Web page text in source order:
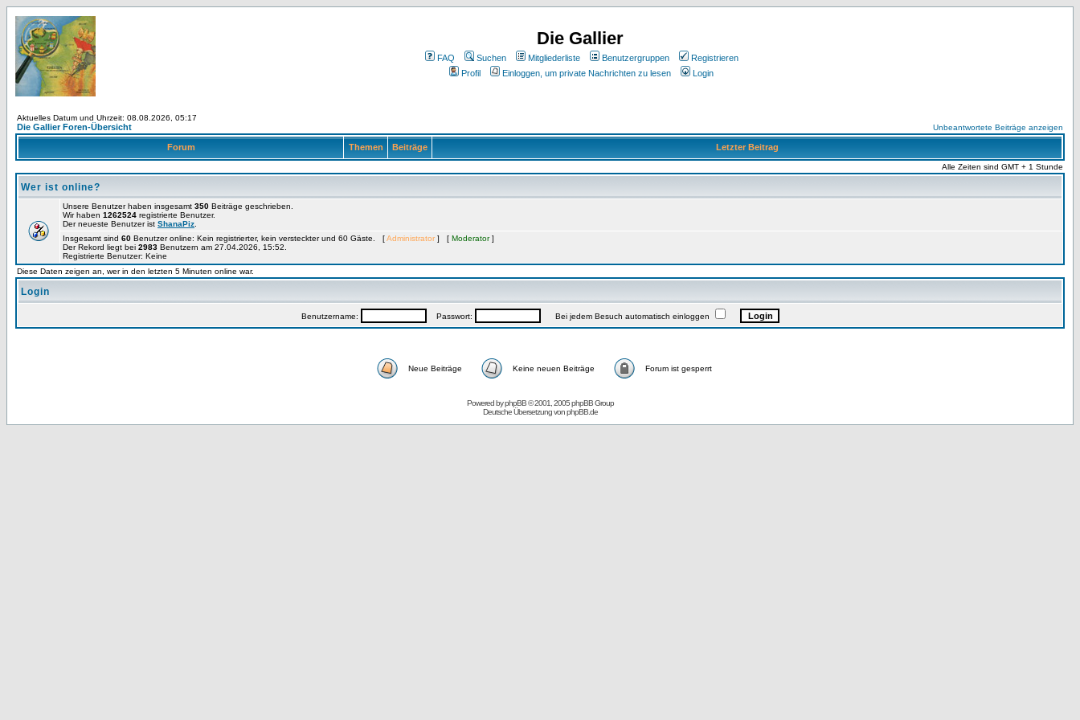
Die Gallier
FAQ Suchen Mitgliederliste Benutzergruppen
Registrieren
Profil
Einloggen, um private Nachrichten zu lesen Login
Aktuelles Datum und Uhrzeit: 08.08.2026, 05:17
Die Gallier Foren-Übersicht Unbeantwortete Beiträge anzeigen
Forum Themen Beiträge Letzter Beitrag
Alle Zeiten sind GMT + 1 Stunde
Wer ist online?
Unsere Benutzer haben insgesamt 350 Beiträge geschrieben.
Wir haben 1262524 registrierte Benutzer.
Der neueste Benutzer ist ShanaPiz
Insgesamt sind 60 Benutzer online: Kein registrierter, kein versteckter und 60 Gäste. [Administrator ] [ Moderator]
Der Rekord liegt bei 2983 Benutzern am 27.04.2026, 15:52.
Registrierte Benutzer: Keine
Diese Daten zeigen an, wer in den letzten 5 Minuten online war.
Login
Benutzername: Passwort: Bei jedem Besuch automatisch einloggen
Neue Beiträge Keine neuen Beiträge Forum ist gesperrt
Powered byphpBB© 2001, 2005 phpBB Group
Deutsche Übersetzung vonphpBB.de